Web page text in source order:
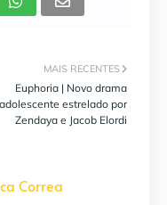
MAIS RECENTES
Euphoria | Novo drama
adolescente estrelado por
Zendaya e Jacob Elordi
Correa